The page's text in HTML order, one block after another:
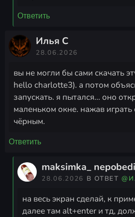
Ответить
Илья С
28.06.2026
вы не могли бы сами скачать
hello charlotte3). а потом
запускать. я пытался... оно
маленьком окне. нажав играть
чёрным.
Ответить
maksimka_
28.06.2026 В ОТВЕТ
на весь экран сделай, к
далее там alt+enter и тд,